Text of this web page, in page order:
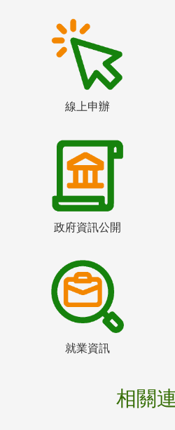
線上申辦
政府資訊公開
就業資訊
相關